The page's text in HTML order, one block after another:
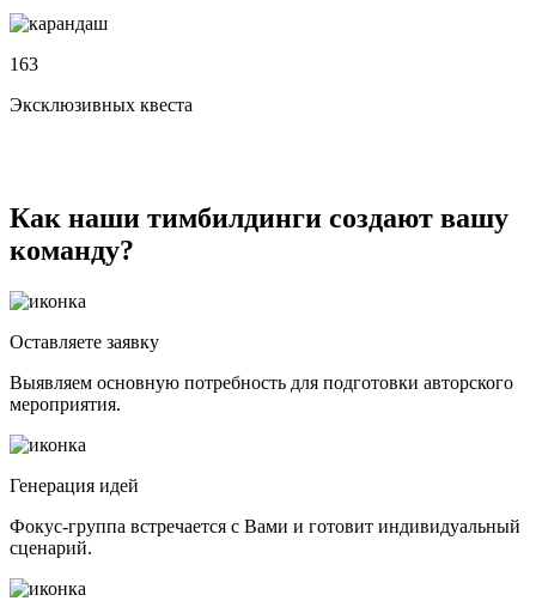
163
Эксклюзивных квеста
Как наши тимбилдинги создают вашу
команду?
Оставляете заявку
Выявляем основную потребность для подготовки авторского
мероприятия.
Генерация идей
Фокус-группа встречается с Вами и готовит индивидуальный
сценарий.